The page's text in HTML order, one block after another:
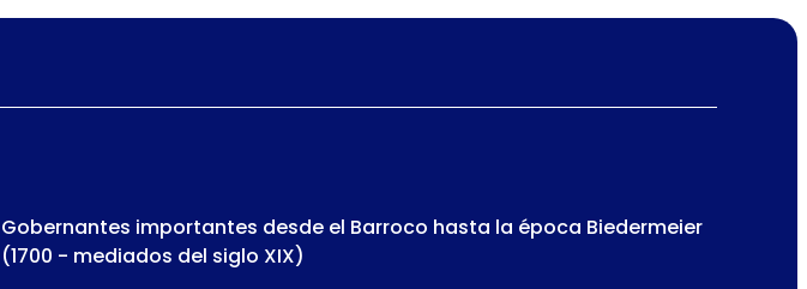
Gobernantes importantes desde el Barroco hasta la época Biedermeier
(1700 - mediados del siglo XIX)